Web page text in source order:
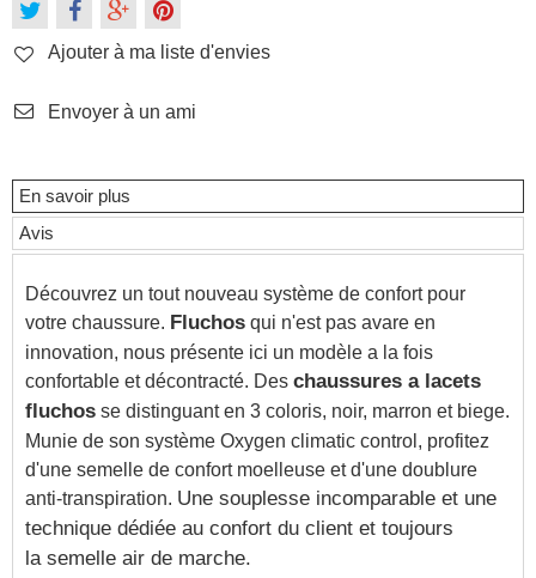
Ajouter à ma liste d'envies
Envoyer à un ami
En savoir plus
Avis
Découvrez un tout nouveau système de confort pour
votre chaussure. Fluchos qui n'est pas avare en
innovation, nous présente ici un modèle a la fois
confortable et décontracté. Des chaussures a lacets
fluchos se distinguant en 3 coloris, noir, marron et biege.
Munie de son système Oxygen climatic control, profitez
d'une semelle de confort moelleuse et d'une doublure
anti-transpiration. Une souplesse incomparable et une
technique dédiée au confort du client et toujours
la semelle air de marche.